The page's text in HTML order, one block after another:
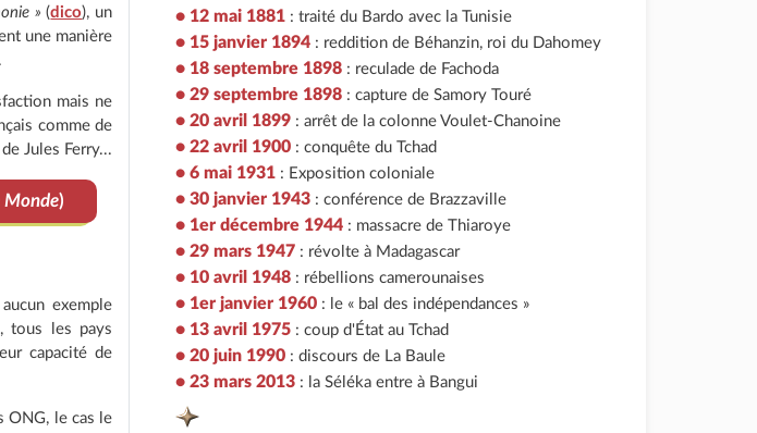
» (dico), un
une manière
mais ne
comme de
de Jules Ferry...
Monde)
exemple
, tous les pays
capacité de
ONG, le cas le
• 12 mai 1881 : traité du Bardo avec la Tunisie
• 15 janvier 1894 : reddition de Béhanzin, roi du Dahomey
• 18 septembre 1898 : reculade de Fachoda
• 29 septembre 1898 : capture de Samory Touré
• 20 avril 1899 : arrêt de la colonne Voulet-Chanoine
• 22 avril 1900 : conquête du Tchad
• 6 mai 1931 : Exposition coloniale
• 30 janvier 1943 : conférence de Brazzaville
• 1er décembre 1944 : massacre de Thiaroye
• 29 mars 1947 : révolte à Madagascar
• 10 avril 1948 : rébellions camerounaises
• 1er janvier 1960 : le « bal des indépendances »
• 13 avril 1975 : coup d'État au Tchad
• 20 juin 1990 : discours de La Baule
• 23 mars 2013 : la Séléka entre à Bangui